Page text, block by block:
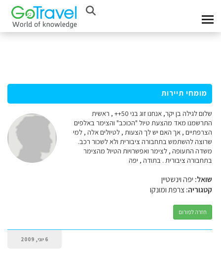
מומחי תיירות
שלום לגילה בן יקר, אנחנו זוג בני 50++ , ראשית
התרשמנו מאד מהצעת טיול "הכוכב" והצימר באלפים
הצרפתיים , אך האם יש לך הצעות , לטיולים אלה , למי
שרוצה להשתמש בתחבורה ציבורית ולא לשכור רכב.
משדה התעופה , לצימר ואפשרויות הטיול מהצימר
בתחבורה ציבורית . בתודה , יפה
שואל: יפה וינשטיין
קטגוריה:צרפת ומונקו
חזרה לפורום
6 יוני, 2009